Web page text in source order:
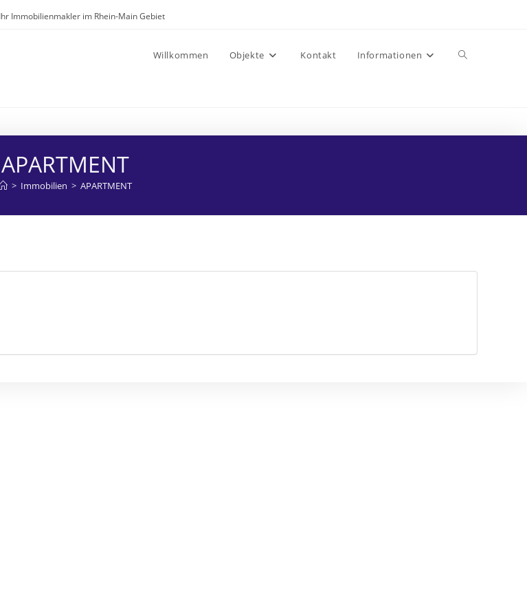
Ihr Immobilienmakler im Rhein-Main Gebiet
Willkommen Objekte Kontakt Informationen Website-
APARTMENT
> Immobilien > APARTMENT